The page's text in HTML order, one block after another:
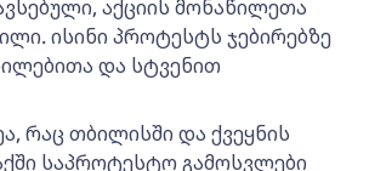
აქციის მონაწილეთა
ისინი პროტესტს ჯებირებზე
და სტვენით
რაც თბილისში და ქვეყნის
საპროტესტო გამოსვლები